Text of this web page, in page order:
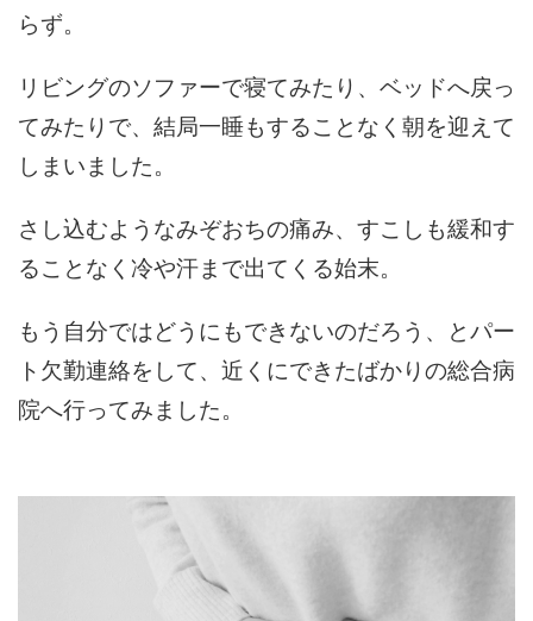
らず。
リビングのソファーで寝てみたり、ベッドへ戻っ
てみたりで、結局一睡もすることなく朝を迎えて
しまいました。
さし込むようなみぞおちの痛み、すこしも緩和す
ることなく冷や汗まで出てくる始末。
もう自分ではどうにもできないのだろう、とパー
ト欠勤連絡をして、近くにできたばかりの総合病
院へ行ってみました。